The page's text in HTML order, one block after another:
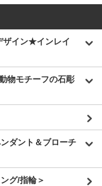
ザイン★インレイ
物モチーフの石彫
ダント＆ブローチ
グ/指輪＞